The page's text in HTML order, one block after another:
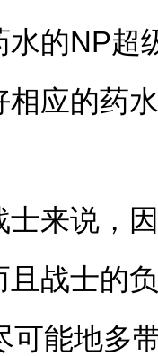
的NP超
应的药
说，因
战士的
可能地多